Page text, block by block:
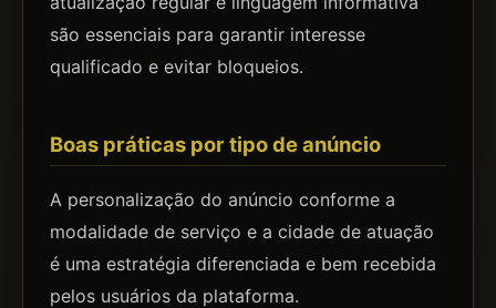
são essenciais para garantir interesse
qualificado e evitar bloqueios.
Boas práticas por tipo de anúncio
A personalização do anúncio conforme a
modalidade de serviço e a cidade de atuação
é uma estratégia diferenciada e bem recebida
pelos usuários da plataforma.